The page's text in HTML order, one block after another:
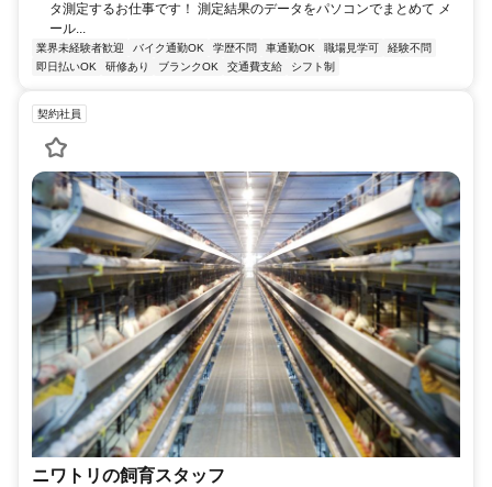
タ測定するお仕事です！ 測定結果のデータをパソコンでまとめて メ
ール...
業界未経験者歓迎 バイク通勤OK 学歴不問 車通勤OK 職場見学可
経験不問
即日払いOK
研修あり ブランクOK 交通費支給 シフト制
契約社員
ニワトリの飼育スタッフ